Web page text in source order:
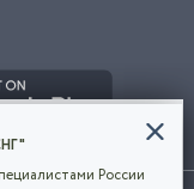
России